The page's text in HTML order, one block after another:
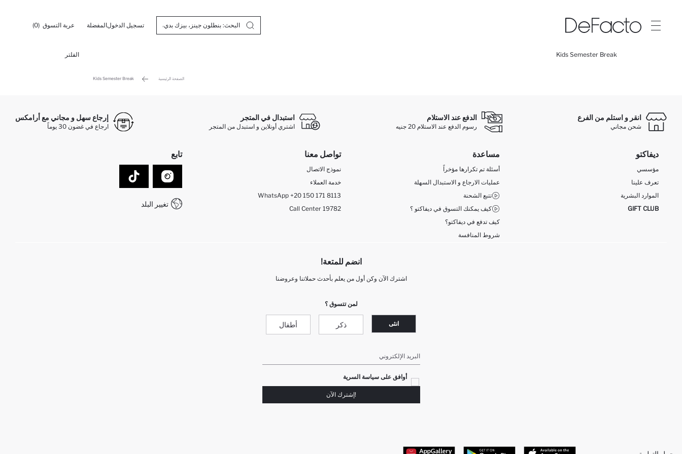
تسجيل الدخولالمفضلة عربة التسوق (0)
Kids Semester Break الفلتر
الصفحة الرئيسية Kids Semester Break
انقر و استلم من الفرع
شحن مجاني
الدفع عند الاستلام
رسوم الدفع عند الاستلام 20 جنيه
استبدال في المتجر
اشتري أونلاين و استبدل من المتجر
إرجاع سهل و مجاني مع أرامكس
ارجاع في غضون 30 يوماً
ديفاكتو
مؤسسي
تعرف علينا
الموارد البشرية
GIFT CLUB
مساعدة
أسئلة تم تكرارها مؤخراً
عمليات الارجاع و الاستبدال السهلة
تتبع الشحنة
كيف يمكنك التسوق في ديفاكتو ؟
كيف تدفع في ديفاكتو؟
شروط المنافسة
تواصل معنا
نموذج الاتصال
خدمة العملاء
WhatsApp +20 150 171 8113
Call Center 19782
تابع
تغيير البلد
انضم للمتعة!
اشترك الآن وكن أول من يعلم بأحدث حملاتنا وعروضنا
لمن تتسوق ؟
انثى ذكر أطفال
البريد الإلكتروني
أوافق على سياسة السرية
!إشترك الآن